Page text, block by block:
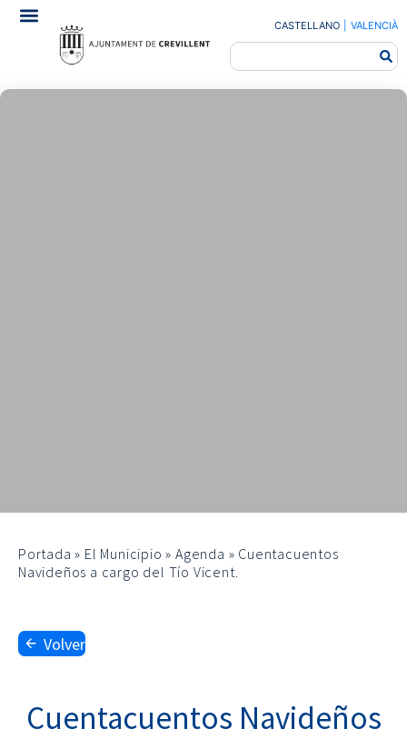
CASTELLANO VALENCIÀ
Portada » El Municipio »Agenda » Cuentacuentos
Navideños a cargo del Tío Vicent.
Volver
Cuentacuentos Navideños